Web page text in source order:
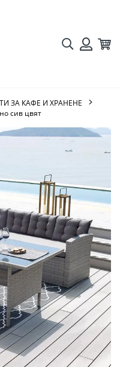
Търсене
ЗА КАФЕ И ХРАНЕНЕ
сив цвят